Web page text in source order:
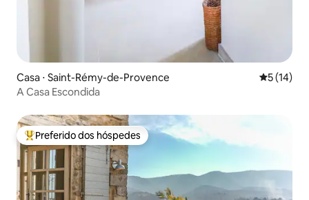
Casa ⋅ Saint-Rémy-de-Provence 5 de uma
5 (14)
A Casa Escondida
Entre os melhores preferidos dos hóspedes
Preferido dos hóspedes